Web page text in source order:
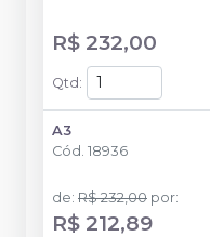
R$ 232,00
Qtd :
A3
Cód. 18936
de: R$ 232,00 por:
R$ 212,89